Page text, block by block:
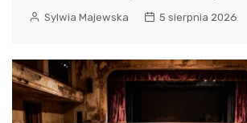
Sylwia Majewska 5 sierpnia 2026